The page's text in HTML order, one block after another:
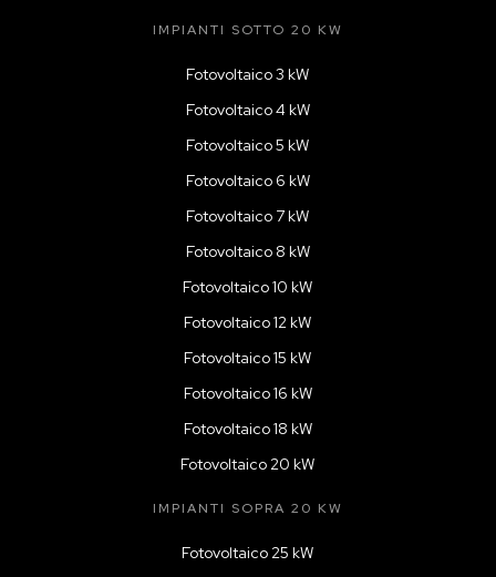
IMPIANTI SOTTO 20 KW
Fotovoltaico 3 kW
Fotovoltaico 4 kW
Fotovoltaico 5 kW
Fotovoltaico 6 kW
Fotovoltaico 7 kW
Fotovoltaico 8 kW
Fotovoltaico 10 kW
Fotovoltaico 12 kW
Fotovoltaico 15 kW
Fotovoltaico 16 kW
Fotovoltaico 18 kW
Fotovoltaico 20 kW
IMPIANTI SOPRA 20 KW
Fotovoltaico 25 kW